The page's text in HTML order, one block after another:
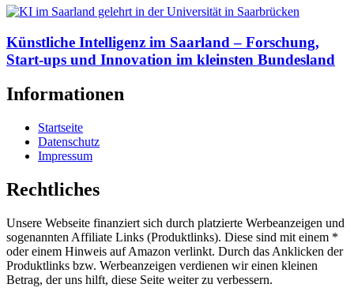
Künstliche Intelligenz im Saarland – Forschung,
Start-ups und Innovation im kleinsten Bundesland
Informationen
Startseite
Datenschutz
Impressum
Rechtliches
Unsere Webseite finanziert sich durch platzierte Werbeanzeigen und
sogenannten Affiliate Links (Produktlinks). Diese sind mit einem *
oder einem Hinweis auf Amazon verlinkt. Durch das Anklicken der
Produktlinks bzw. Werbeanzeigen verdienen wir einen kleinen
Betrag, der uns hilft, diese Seite weiter zu verbessern.